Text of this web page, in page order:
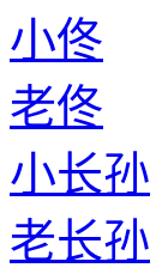
小佟
老佟
小长孙
老长孙